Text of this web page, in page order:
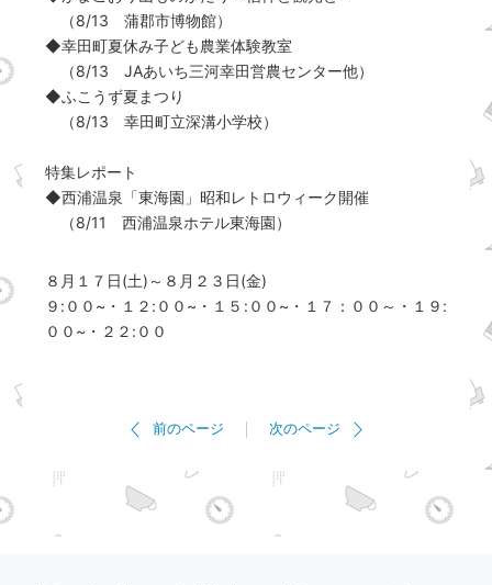
（8/13 蒲郡市博物館）
◆幸田町夏休み子ども農業体験教室
（8/13 JAあいち三河幸田営農センター他）
◆ふこうず夏まつり
（8/13 幸田町立深溝小学校）
特集レポート
◆西浦温泉「東海園」昭和レトロウィーク開催
（8/11 西浦温泉ホテル東海園）
８月１７日(土)～８月２３日(金)
９:００~・１２:００~・１５:００~・１７：００～・１９:
００~・２２:００
前のページ 次のページ